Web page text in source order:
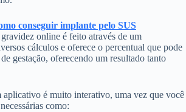
conseguir implante pelo SUS
online é feito através de um
cálculos e oferece o percentual que pode
gestação, oferecendo um resultado tanto
aplicativo é muito interativo, uma vez que você
como: